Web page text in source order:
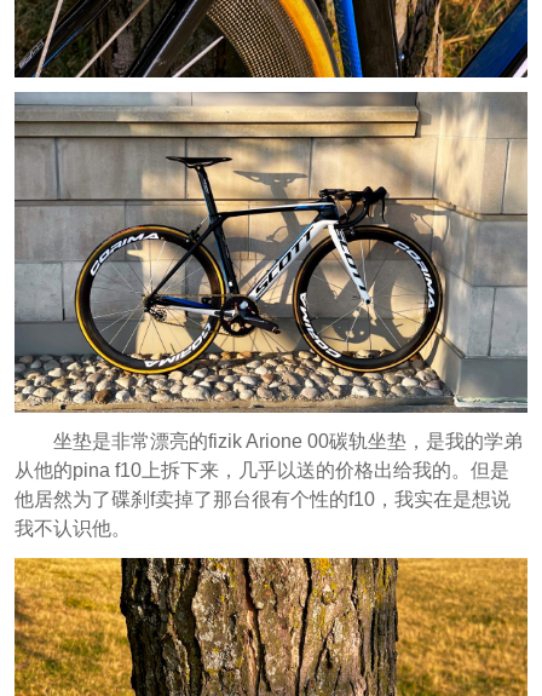
坐垫是非常漂亮的fizik Arione 00碳轨坐垫，是我的学弟
从他的pina f10上拆下来，几乎以送的价格出给我的。但是
他居然为了碟刹f卖掉了那台很有个性的f10，我实在是想说
我不认识他。